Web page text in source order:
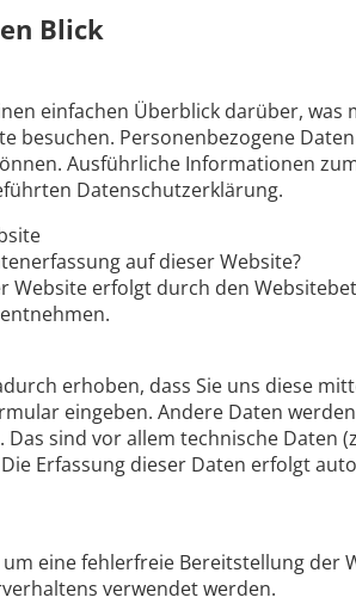
Blick
einfachen Überblick darüber,
besuchen. Personenbezogene
Ausführliche Informationen
Datenschutzerklärung.
auf dieser Website?
Website erfolgt durch den
erhoben, dass Sie uns diese
eingeben. Andere Daten
Das sind vor allem technische Daten
Erfassung dieser Daten erfolgt
eine fehlerfreie Bereitstellung der
verwendet werden.